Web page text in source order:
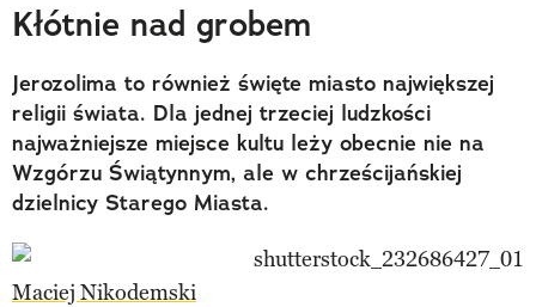
Trendbook Podróżniczy
Polecane
Kłótnie nad grobem
Jerozolima to również święte miasto największej
religii świata. Dla jednej trzeciej ludzkości
najważniejsze miejsce kultu leży obecnie nie na
Wzgórzu Świątynnym, ale w chrześcijańskiej
dzielnicy Starego Miasta.
Maciej Nikodemski